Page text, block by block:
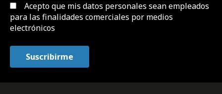
Acepto que mis datos personales sean empleados
para las finalidades comerciales por medios
electrónicos